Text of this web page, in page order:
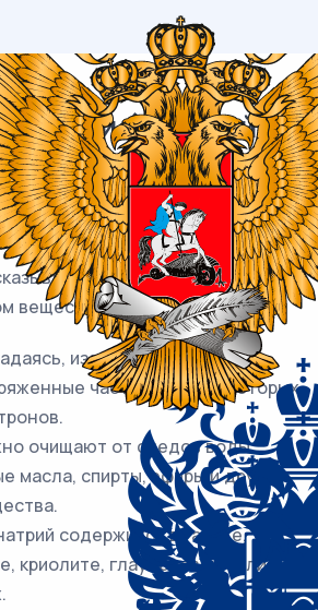
(типовой)
/ Химия / 01
/ 48
в которых говорится о
веществе.
излучает позитроны –
частицы, масса которых
очищают от следов воды
масла, спирты, эфиры и другие
содержится в галите,
криолите, глауберовой соли и